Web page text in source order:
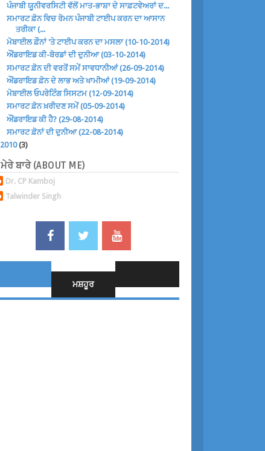
ਪੰਜਾਬੀ ਯੂਨੀਵਰਸਿਟੀ ਵੱਲੋਂ ਮਾਤ-ਭਾਸ਼ਾ ਦੇ ਸਾਫ਼ਟਵੇਅਰਾਂ ਦ...
ਸਮਾਰਟ ਫ਼ੋਨ ਵਿਚ ਰੋਮਨ ਪੰਜਾਬੀ ਟਾਈਪ ਕਰਨ ਦਾ ਆਸਾਨ
ਤਰੀਕਾ (...
ਮੋਬਾਈਲ ਫ਼ੌਨਾਂ 'ਤੇ ਟਾਈਪ ਕਰਨ ਦਾ ਮਸਲਾ (10-10-2014)
ਔਂਡਰਾਇਡ ਕੀ-ਬੋਰਡਾਂ ਦੀ ਦੁਨੀਆ (03-10-2014)
ਸਮਾਰਟ ਫ਼ੋਨ ਦੀ ਵਰਤੋਂ ਸਮੇਂ ਸਾਵਧਾਨੀਆਂ (26-09-2014)
ਔਂਡਰਾਇਡ ਫ਼ੋਨ ਦੇ ਲਾਭ ਅਤੇ ਖਾਮੀਆਂ (19-09-2014)
ਮੋਬਾਈਲ ਓਪਰੇਟਿੰਗ ਸਿਸਟਮ (12-09-2014)
ਸਮਾਰਟ ਫ਼ੋਨ ਖ਼ਰੀਦਣ ਸਮੇਂ (05-09-2014)
ਔਂਡਰਾਇਡ ਕੀ ਹੈ? (29-08-2014)
ਸਮਾਰਟ ਫ਼ੋਨਾਂ ਦੀ ਦੁਨੀਆ (22-08-2014)
2010(3)
ਮੇਰੇ ਬਾਰੇ (ABOUT ME)
Dr. CP Kamboj
Talwinder Singh
ਮਸ਼ਹੂਰ